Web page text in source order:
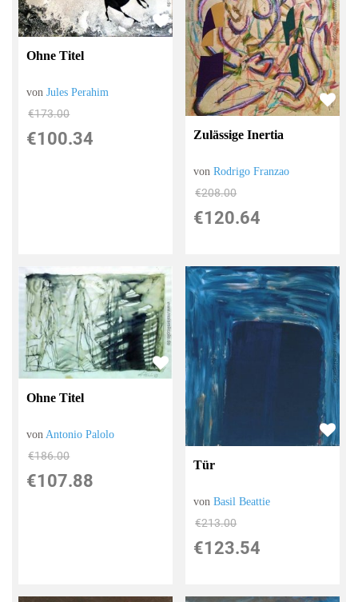
Ohne Titel
vonJules Perahim
€173.00
€100.34 Zulässige Inertia
vonRodrigo Franzao
€208.00
€120.64
Ohne Titel
vonAntonio Palolo
€186.00
€107.88
Tür
vonBasil Beattie
€213.00
€123.54